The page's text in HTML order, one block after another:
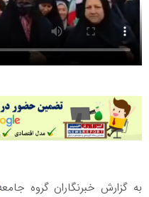
به گزارش خبرنگاران گروه